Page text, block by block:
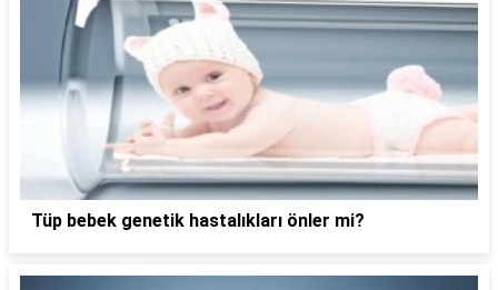
Tüp bebek genetik hastalıkları önler mi?